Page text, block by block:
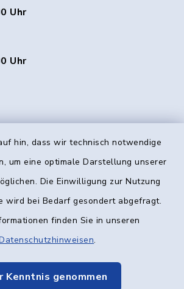
hin, dass wir technisch notwendige
um eine optimale Darstellung unserer
Die Einwilligung zur Nutzung
wird bei Bedarf gesondert abgefragt.
finden Sie in unseren
.
Kenntnis genommen
Uhr
Uhr
Kontakt
Datenschutz